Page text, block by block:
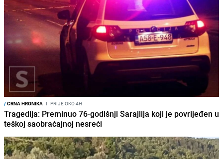
/CRNA HRONIKA I PRIJE OKO 4H
Tragedija: Preminuo 76-godišnji Sarajlija koji je povrijeđen u
teškoj saobraćajnoj nesreći